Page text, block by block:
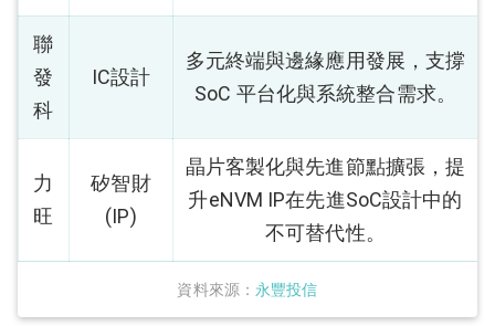
資料來源： 永豐投信
聯
發
科
IC設計
多元終端與邊緣應用發展，支撐
SoC 平台化與系統整合需求。
力
旺
矽智財
(IP)
晶片客製化與先進節點擴張，提
升eNVM IP在先進SoC設計中的
不可替代性。